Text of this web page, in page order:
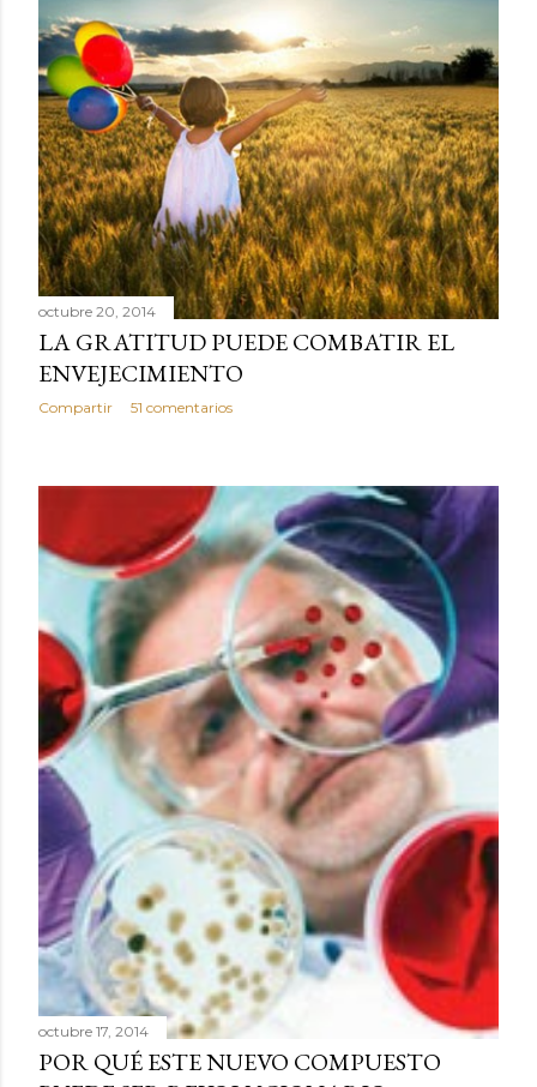
octubre 20, 2014
LA GRATITUD PUEDE COMBATIR EL
ENVEJECIMIENTO
Compartir 51 comentarios
octubre 17, 2014
POR QUÉ ESTE NUEVO COMPUESTO